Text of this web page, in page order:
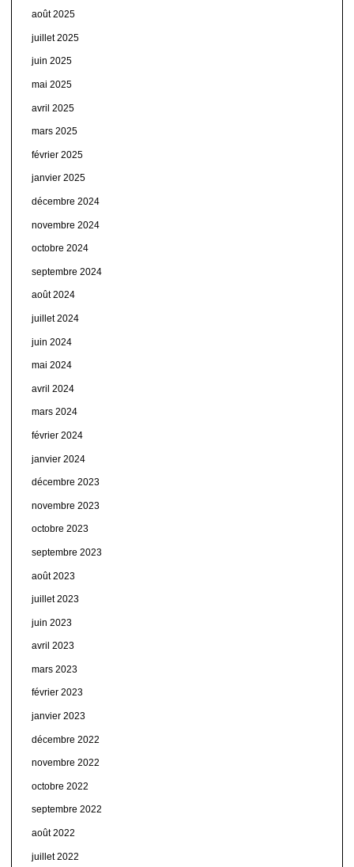
août 2025
juillet 2025
juin 2025
mai 2025
avril 2025
mars 2025
février 2025
janvier 2025
décembre 2024
novembre 2024
octobre 2024
septembre 2024
août 2024
juillet 2024
juin 2024
mai 2024
avril 2024
mars 2024
février 2024
janvier 2024
décembre 2023
novembre 2023
octobre 2023
septembre 2023
août 2023
juillet 2023
juin 2023
avril 2023
mars 2023
février 2023
janvier 2023
décembre 2022
novembre 2022
octobre 2022
septembre 2022
août 2022
juillet 2022